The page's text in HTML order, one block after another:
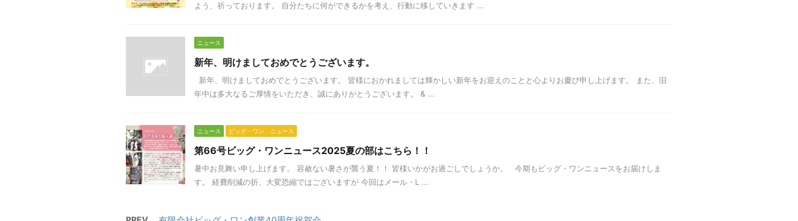
よう、祈っております。 自分たちに何ができるかを考え、行動に移していきます ...
ニュース
新年、明けましておめでとうございます。
新年、明けましておめでとうございます。 皆様におかれましては輝かしい新年をお迎えのことと心よりお慶び申し上げます。 また、旧
年中は多大なるご厚情をいただき、誠にありがとうございます。 & ...
ニュース ビッグ・ワン ニュース
第66号ビッグ・ワンニュース2025夏の部はこちら！！
暑中お見舞い申し上げます。 容赦ない暑さが襲う夏！！ 皆様いかがお過ごしでしょうか。 今期もビッグ・ワンニュースをお届けしま
す。 経費削減の折、大変恐縮ではございますが 今回はメール・L ...